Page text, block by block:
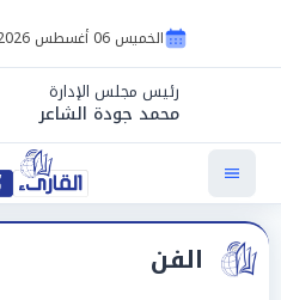
الخميس 06 أغسطس 2026
رئيس مجلس الإدارة
محمد جودة الشاعر
الفن